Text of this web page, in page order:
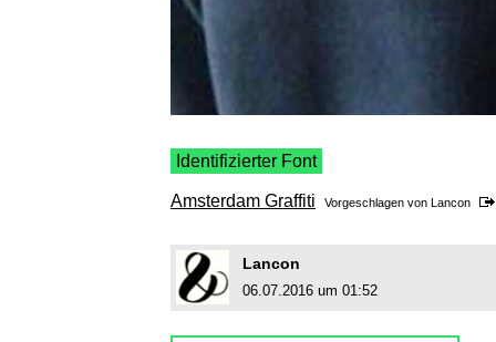
Identifizierter Font
Amsterdam Graffiti Vorgeschlagen von Lancon
Lancon
06.07.2016 um 01:52